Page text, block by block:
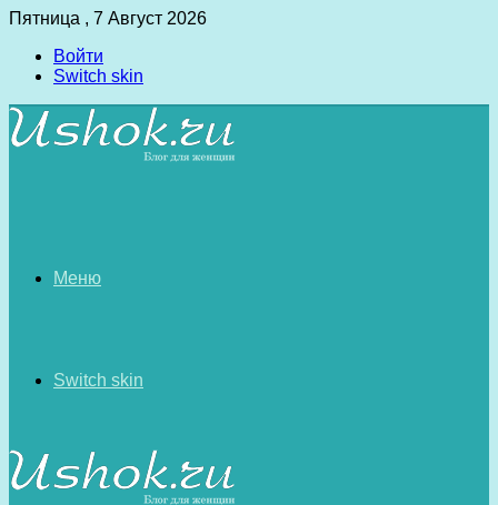
Пятница , 7 Август 2026
Войти
Switch skin
Меню
Switch skin